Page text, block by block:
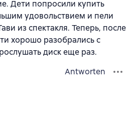
Дети попросили купить
удовольствием и пели
из спектакля. Теперь, после
хорошо разобрались с
диск еще раз.
Antworten